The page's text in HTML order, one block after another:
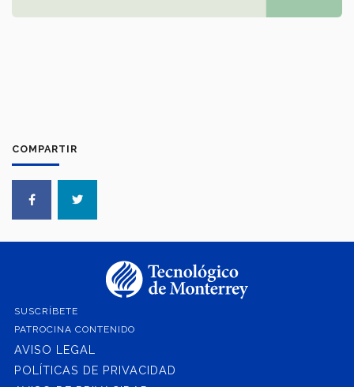
COMPARTIR
SUSCRÍBETE
PATROCINA CONTENIDO
AVISO LEGAL
POLÍTICAS DE PRIVACIDAD